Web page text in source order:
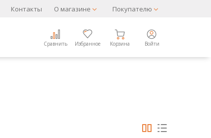
Контакты О магазине Покупателю
Сравнить Избранное Корзина Войти